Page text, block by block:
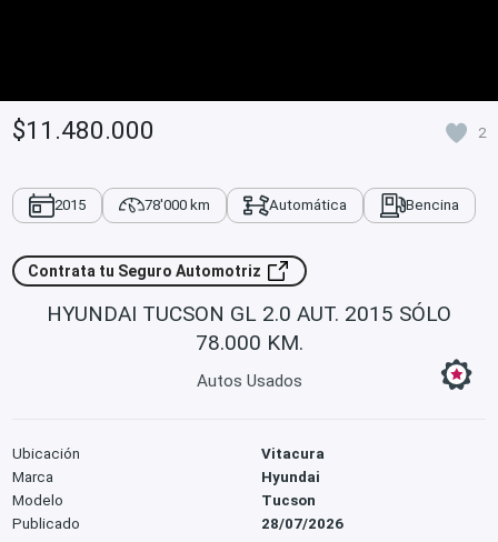
$11.480.000 2
2015 78'000 km Automática Bencina
Contrata tu Seguro Automotriz
HYUNDAI TUCSON GL 2.0 AUT. 2015 SÓLO
78.000 KM.
Autos Usados
Ubicación
Vitacura
Marca
Hyundai
Modelo
Tucson
Publicado
28/07/2026